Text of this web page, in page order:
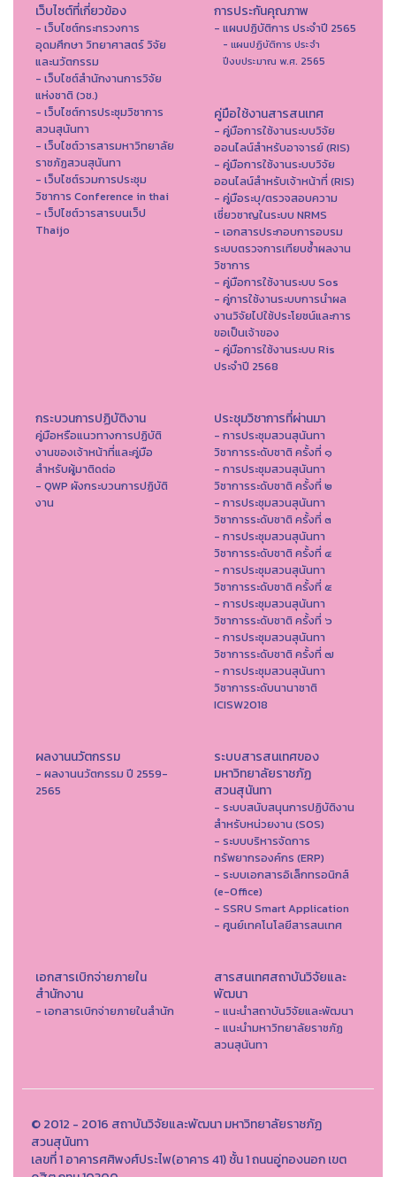
เว็บไซต์ที่เกี่ยวข้อง
- เว็บไซต์กระทรวงการ
อุดมศึกษา วิทยาศาสตร์ วิจัย
และนวัตกรรม
- เว็บไซต์สำนักงานการวิจัย
แห่งชาติ (วช.)
- เว็บไซต์การประชุมวิชาการ
สวนสุนันทา
- เว็บไซต์วารสารมหาวิทยาลัย
ราชภัฏสวนสุนันทา
- เว็บไซต์รวมการประชุม
วิชาการ Conference in thai
- เว็ปไซต์วารสารบนเว็ป
Thaijo
การประกันคุณภาพ
- แผนปฏิบัติการ ประจำปี 2565
- แผนปฏิบัติการ ประจำ
ปีงบประมาณ พ.ศ. 2565
คู่มือใช้งานสารสนเทศ
- คู่มือการใช้งานระบบวิจัย
ออนไลน์สำหรับอาจารย์ (RIS)
- คู่มือการใช้งานระบบวิจัย
ออนไลน์สำหรับเจ้าหน้าที่ (RIS)
- คู่มือระบุ/ตรวจสอบความ
เชี่ยวชาญในระบบ NRMS
- เอกสารประกอบการอบรม
ระบบตรวจการเทียบซ้ำผลงาน
วิชาการ
- คู่มือการใช้งานระบบ Sos
- คู่การใช้งานระบบการนำผล
งานวิจัยไปใช้ประโยชน์และการ
ขอเป็นเจ้าของ
- คู่มือการใช้งานระบบ Ris
ประจำปี 2568
กระบวนการปฏิบัติงาน
คู่มือหรือแนวทางการปฏิบัติ
งานของเจ้าหน้าที่และคู่มือ
สำหรับผู้มาติดต่อ
- QWP ผังกระบวนการปฏิบัติ
งาน
ประชุมวิชาการที่ผ่านมา
- การประชุมสวนสุนันทา
วิชาการระดับชาติ ครั้งที่ ๑
- การประชุมสวนสุนันทา
วิชาการระดับชาติ ครั้งที่ ๒
- การประชุมสวนสุนันทา
วิชาการระดับชาติ ครั้งที่ ๓
- การประชุมสวนสุนันทา
วิชาการระดับชาติ ครั้งที่ ๔
- การประชุมสวนสุนันทา
วิชาการระดับชาติ ครั้งที่ ๕
- การประชุมสวนสุนันทา
วิชาการระดับชาติ ครั้งที่ ๖
- การประชุมสวนสุนันทา
วิชาการระดับชาติ ครั้งที่ ๗
- การประชุมสวนสุนันทา
วิชาการระดับนานาชาติ
ICISW2018
ผลงานนวัตกรรม
- ผลงานนวัตกรรม ปี 2559-
2565
ระบบสารสนเทศของ
มหาวิทยาลัยราชภัฏ
สวนสุนันทา
- ระบบสนับสนุนการปฏิบัติงาน
สำหรับหน่วยงาน (SOS)
- ระบบบริหารจัดการ
ทรัพยากรองค์กร (ERP)
- ระบบเอกสารอิเล็กทรอนิกส์
(e-Office)
- SSRU Smart Application
- ศูนย์เทคโนโลยีสารสนเทศ
เอกสารเบิกจ่ายภายใน
สำนักงาน
- เอกสารเบิกจ่ายภายในสำนัก
สารสนเทศสถาบันวิจัยและ
พัฒนา
- แนะนำสถาบันวิจัยและพัฒนา
- แนะนำมหาวิทยาลัยราชภัฏ
สวนสุนันทา
© 2012 - 2016 สถาบันวิจัยและพัฒนา มหาวิทยาลัยราชภัฏ
สวนสุนันทา
เลขที่ 1 อาคารศศิพงศ์ประไพ(อาคาร 41) ชั้น 1 ถนนอู่ทองนอก เขต